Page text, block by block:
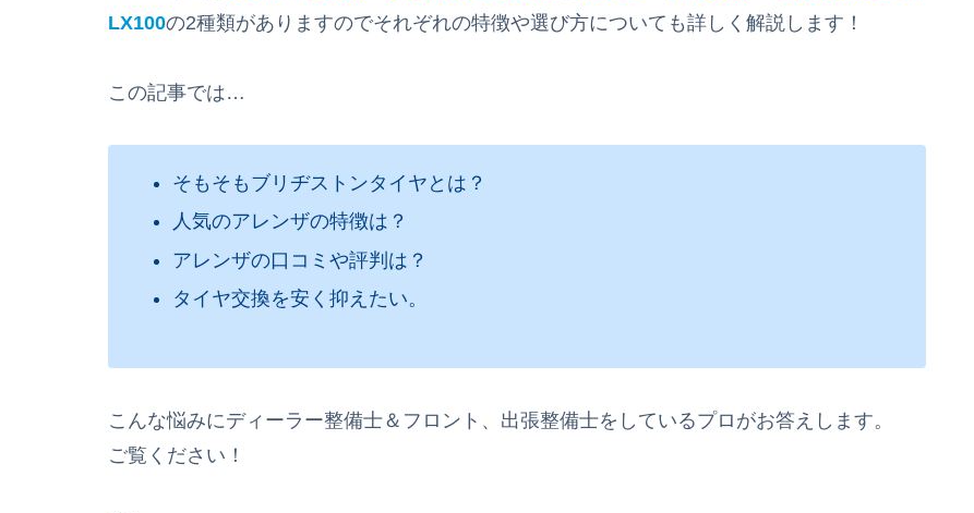
LX100の2種類がありますのでそれぞれの特徴や選び方についても詳しく解説します！
この記事では…
そもそもブリヂストンタイヤとは？
人気のアレンザの特徴は？
アレンザの口コミや評判は？
タイヤ交換を安く抑えたい。
こんな悩みにディーラー整備士＆フロント、出張整備士をしているプロがお答えします。
ご覧ください！